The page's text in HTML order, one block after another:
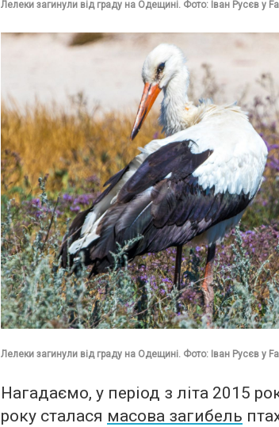
Лелеки загинули від граду на Одещині. Фото: Іван Русєв у
Лелеки загинули від граду на Одещині. Фото: Іван Русєв у
Нагадаємо, у період з літа 2015
року сталася масова загибель